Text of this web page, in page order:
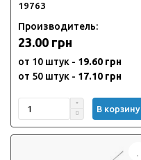
19763
Производитель:
23.00 грн
от 10 штук - 19.60 грн
от 50 штук - 17.10 грн
В корзину